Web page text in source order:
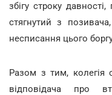
збігу строку
стягнутий з
несписання цього
Разом з тим, колегія
відповідача про